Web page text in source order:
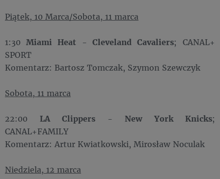
Piątek, 10 Marca/Sobota, 11 marca
1:30 Miami Heat - Cleveland Cavaliers; CANAL+
SPORT
Komentarz: Bartosz Tomczak, Szymon Szewczyk
Sobota, 11 marca
22:00 LA Clippers - New York Knicks;
CANAL+FAMILY
Komentarz: Artur Kwiatkowski, Mirosław Noculak
Niedziela, 12 marca